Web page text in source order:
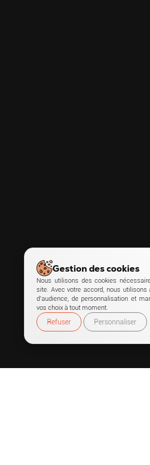
Gestion des cookies
Nous utilisons des cookies
site. Avec votre accord, nous
d’audience, de personnalisation et
vos choix à tout moment.
Refuser Personnaliser